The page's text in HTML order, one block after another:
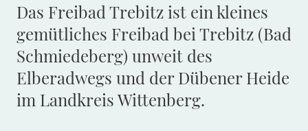
Das Freibad Trebitz ist ein kleines
gemütliches Freibad bei Trebitz (Bad
Schmiedeberg) unweit des
Elberadwegs und der Dübener Heide
im Landkreis Wittenberg.